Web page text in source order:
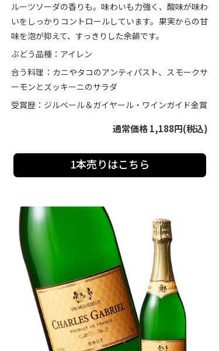
ルーツソーダの香りも。味わいも力強く、酸味が味わ
いをしっかりコントロールしています。果実からの甘
味を泡が抑えて、すっきりした余韻です。
ぶどう品種：アイレン
合う料理：カニやタコのアンティパスト、スモークサ
ーモンとズッキーニのサラダ
受賞歴：ジルベール＆ガイヤール・ワインガイド金賞
通常価格 1,188円(税込)
1本売りはこちら